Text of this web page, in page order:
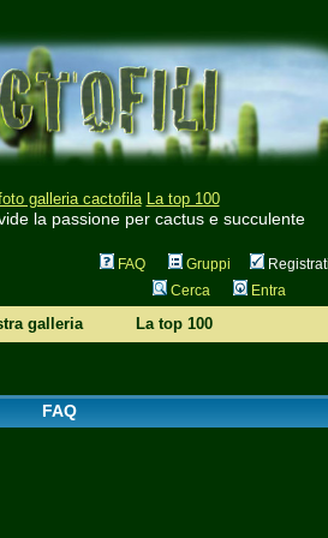
galleria cactofila La top 100
la passione per cactus e succulente
FAQ Gruppi
Cerca Entra
galleria La top 100
FAQ